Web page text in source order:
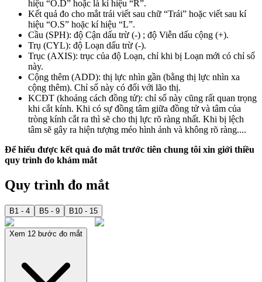
hiệu “O.D” hoặc là kí hiệu “R”.
Kết quả đo cho mắt trái viết sau chữ “Trái” hoặc viết sau kí
hiệu “O.S” hoặc kí hiệu “L”.
Cầu (SPH): độ Cận dấu trừ (-) ; độ Viễn dấu cộng (+).
Trụ (CYL): độ Loạn dấu trừ (-).
Trục (AXIS): trục của độ Loạn, chỉ khi bị Loạn mới có chỉ số
này.
Cộng thêm (ADD): thị lực nhìn gần (bằng thị lực nhìn xa
cộng thêm). Chỉ số này có đối với lão thị.
KCĐT (khoảng cách đồng tử): chỉ số này cũng rất quan trọng
khi cắt kính. Khi có sự đồng tâm giữa đồng tử và tâm của
tròng kính cắt ra thì sẽ cho thị lực rõ ràng nhất. Khi bị lệch
tâm sẽ gây ra hiện tượng méo hình ảnh và không rõ ràng....
Để hiểu được kết quả đo mắt trước tiên chung tôi xin giới thiều
quy trình đo khám mắt
Quy trình đo mắt
B1 - 4 B5 - 9 B10 - 15
Xem 12 bước đo mắt